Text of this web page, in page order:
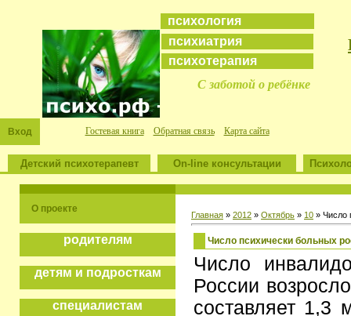
психология
психиатрия
психотерапия
С заботой о ребёнке
Вход Гостевая книга Обратная связь Карта сайта
Детский психотерапевт On-line консультации
О проекте
родителям
детям и подросткам
специалистам
Главная » 2012 » Октябрь » 10 » Число
Число психически больных
Число
России
составляет 1,3